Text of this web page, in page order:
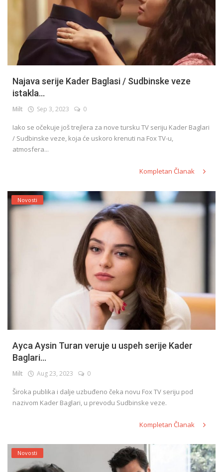
Najava serije Kader Baglasi / Sudbinske veze
istakla...
Milt Sep 3, 2023 0
Iako se očekuje još trejlera za nove tursku TV seriju Kader Baglari
/ Sudbinske veze, koja će uskoro krenuti na Fox TV-u,
atmosfera...
Kompletan Članak
Novosti
Ayca Aysin Turan veruje u uspeh serije Kader
Baglari...
Milt Aug 23, 2023 0
Široka publika i dalje uzbuđeno čeka novu Fox TV seriju pod
nazivom Kader Baglari, u prevodu Sudbinske veze.
Kompletan Članak
Novosti